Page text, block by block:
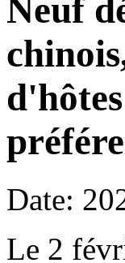
Neuf
Date:
Le 2